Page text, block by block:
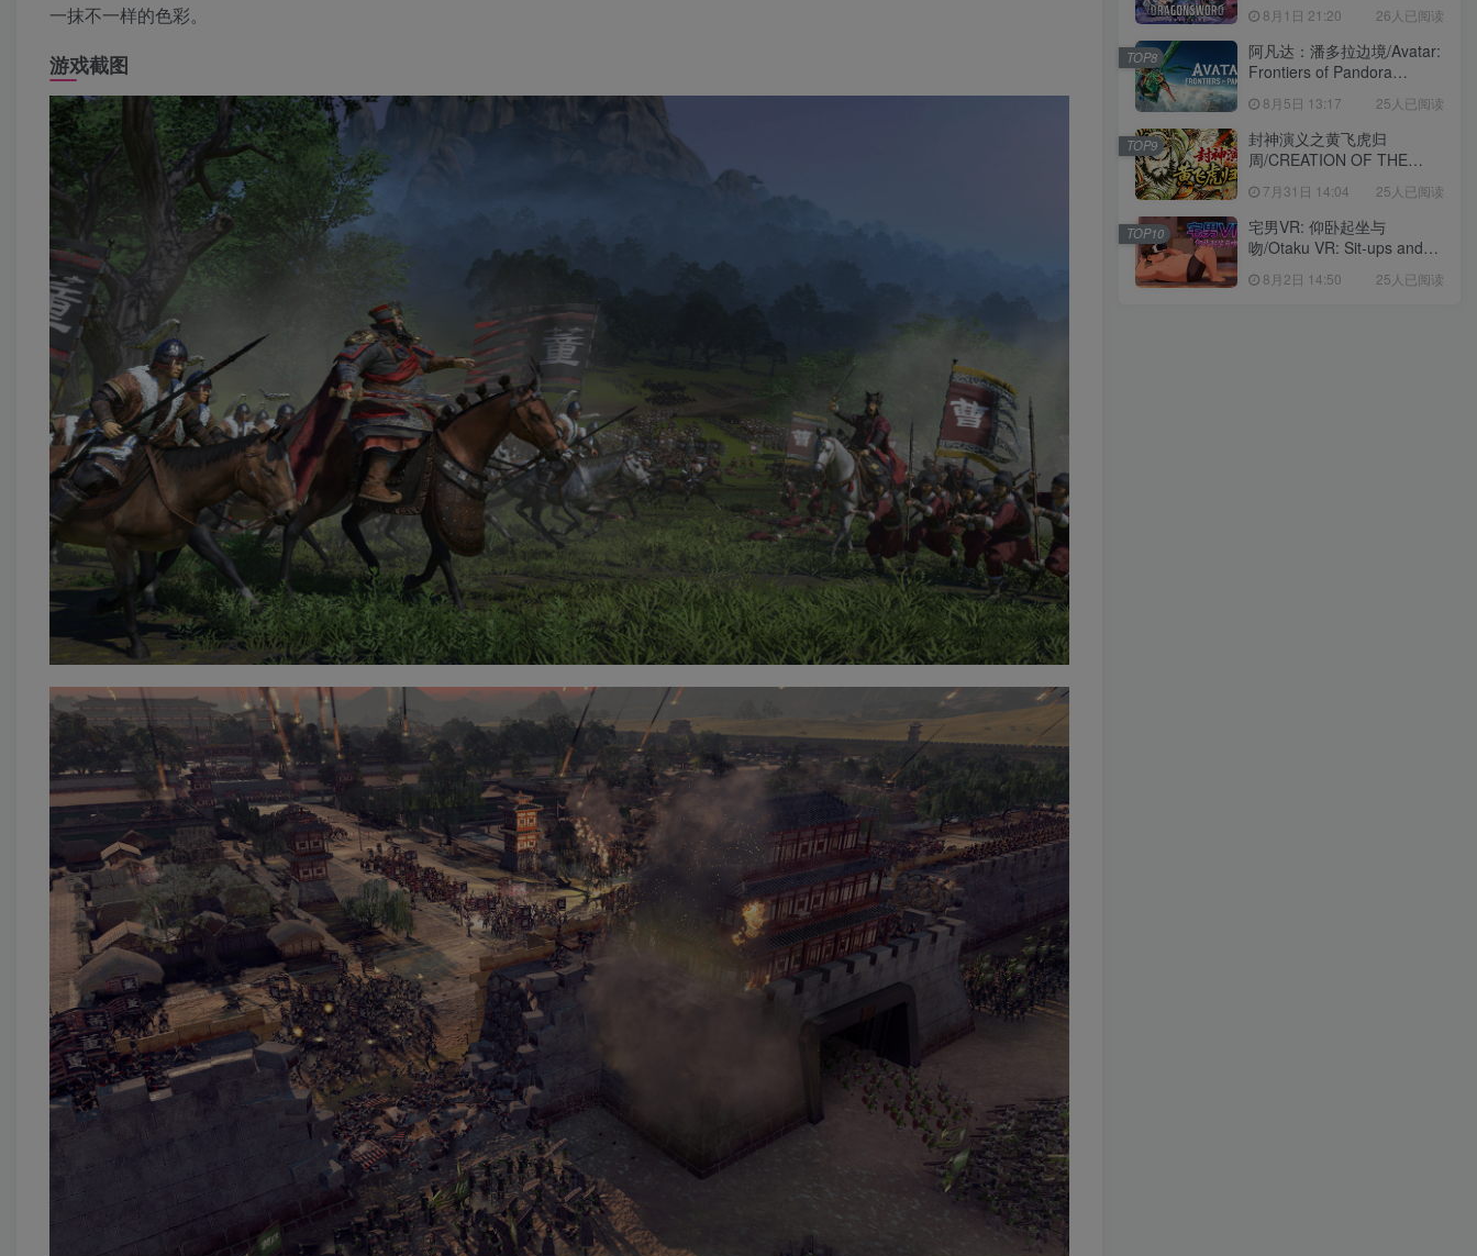
一抹不一样的色彩。
游戏截图
8月1日 21:20 26人已阅读
阿凡达：潘多拉边境/Avatar:
Frontiers of Pandora
8月5日 13:17 25人已阅读
TOP8
封神演义之黄飞虎归
周/CREATION OF THE
Passes
7月31日 14:04 25人已阅读
TOP9
宅男VR: 仰卧起坐与
吻/Otaku VR: Sit-ups and
8月2日 14:50 25人已阅读
TOP10